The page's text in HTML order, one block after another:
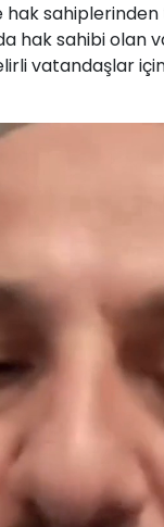
hak
hak sahibi olan
vatandaşlar